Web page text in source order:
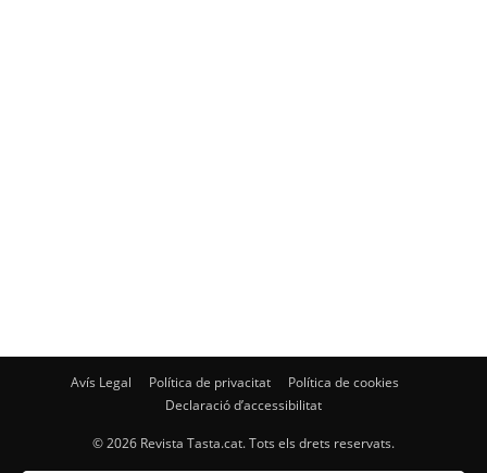
Avís Legal Política de privacitat
Política de cookies
Declaració d’accessibilitat
© 2026 Revista Tasta.cat. Tots els drets reservats.